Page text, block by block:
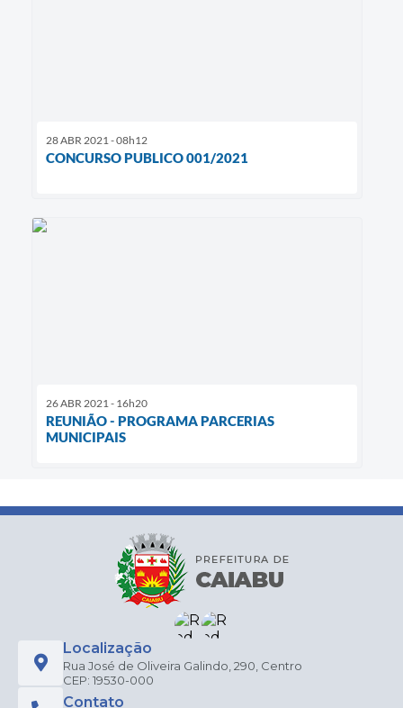
28 ABR 2021 - 08h12
CONCURSO PUBLICO 001/2021
26 ABR 2021 - 16h20
REUNIÃO - PROGRAMA PARCERIAS
MUNICIPAIS
Localização
Rua José de Oliveira Galindo, 290, Centro
CEP: 19530-000
Contato